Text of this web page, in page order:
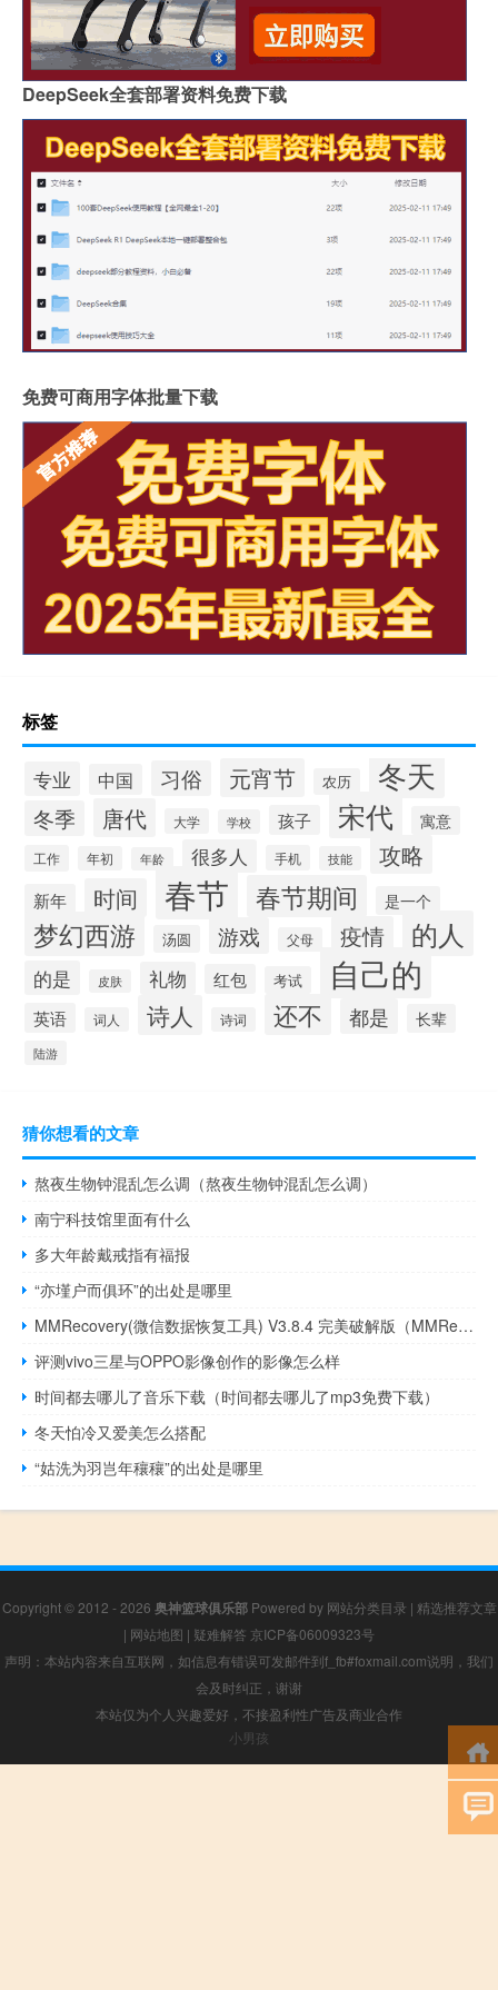
DeepSeek全套部署资料免费下载
免费可商用字体批量下载
标签
专业 中国 习俗 元宵节 农历 冬天
冬季 唐代 大学 学校 孩子 宋代 寓意
工作 年初 年龄 很多人 手机 技能 攻略
新年 时间 春节 春节期间 是一个
梦幻西游 汤圆 游戏 父母 疫情 的人
的是 皮肤 礼物 红包 考试 自己的
英语 词人 诗人 诗词 还不 都是 长辈
陆游
猜你想看的文章
熬夜生物钟混乱怎么调（熬夜生物钟混乱怎么调）
南宁科技馆里面有什么
多大年龄戴戒指有福报
“亦墐户而俱环”的出处是哪里
MMRecovery(微信数据恢复工具) V3.8.4 完美破解版（MMRecovery(微信数据恢复工具) V3.8.4 完美破解版功能简介）
评测vivo三星与OPPO影像创作的影像怎么样
时间都去哪儿了音乐下载（时间都去哪儿了mp3免费下载）
冬天怕冷又爱美怎么搭配
“姑洗为羽岂年穰穰”的出处是哪里
Copyright © 2012 - 2026 奥神篮球俱乐部Powered by 网站分类目录 | 精选推荐文章
| 网站地图 | 疑难解答 京ICP备06009323号
声明：本站内容来自互联网，如信息有错误可发邮件到f_fb#foxmail.com说明，我们
会及时纠正，谢谢
本站仅为个人兴趣爱好，不接盈利性广告及商业合作
小男孩